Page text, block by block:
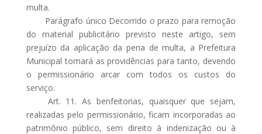
multa.
Parágrafo único Decorrido o prazo para remoção
do material publicitário previsto neste artigo, sem
prejuízo da aplicação da pena de multa, a Prefeitura
Municipal tomará as providências para tanto, devendo
o permissionário arcar com todos os custos do
serviço.
Art. 11. As benfeitorias, quaisquer que sejam,
realizadas pelo permissionário, ficam incorporadas ao
patrimônio público, sem direito à indenização ou à